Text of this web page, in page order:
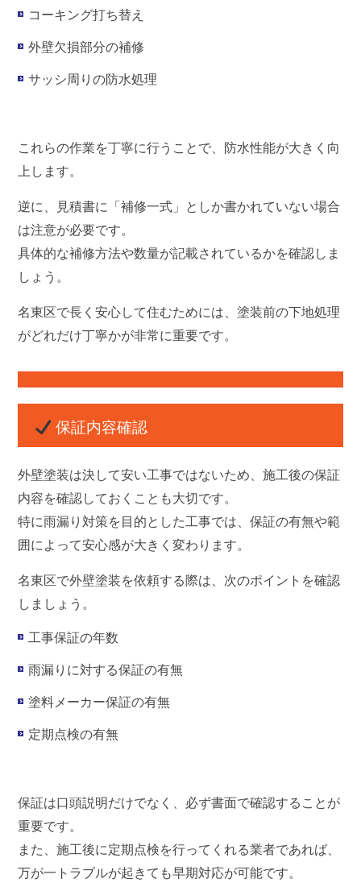
コーキング打ち替え
外壁欠損部分の補修
サッシ周りの防水処理
これらの作業を丁寧に行うことで、防水性能が大きく向
上します。
逆に、見積書に「補修一式」としか書かれていない場合
は注意が必要です。
具体的な補修方法や数量が記載されているかを確認しま
しょう。
名東区で長く安心して住むためには、塗装前の下地処理
がどれだけ丁寧かが非常に重要です。
保証内容確認
外壁塗装は決して安い工事ではないため、施工後の保証
内容を確認しておくことも大切です。
特に雨漏り対策を目的とした工事では、保証の有無や範
囲によって安心感が大きく変わります。
名東区で外壁塗装を依頼する際は、次のポイントを確認
しましょう。
工事保証の年数
雨漏りに対する保証の有無
塗料メーカー保証の有無
定期点検の有無
保証は口頭説明だけでなく、必ず書面で確認することが
重要です。
また、施工後に定期点検を行ってくれる業者であれば、
万が一トラブルが起きても早期対応が可能です。